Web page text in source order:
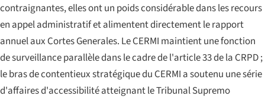
contraignantes, elles ont un poids considérable dans les recours
en appel administratif et alimentent directement le rapport
annuel aux Cortes Generales. Le CERMI maintient une fonction
de surveillance parallèle dans le cadre de l'article 33 de la CRPD ;
le bras de contentieux stratégique du CERMI a soutenu une série
d'affaires d'accessibilité atteignant le Tribunal Supremo